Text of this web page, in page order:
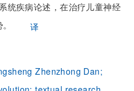
统疾病论述，在治疗儿童神经
译
Zhenzhong Dan;